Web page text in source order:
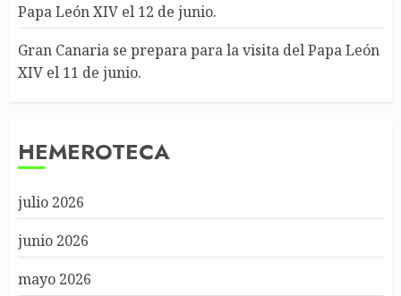
Papa León XIV el 12 de junio.
Gran Canaria se prepara para la visita del Papa León
XIV el 11 de junio.
HEMEROTECA
julio 2026
junio 2026
mayo 2026